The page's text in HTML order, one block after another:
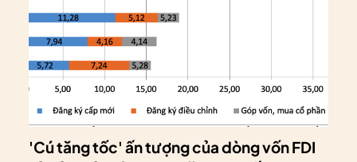
'Cú tăng tốc' ấn tượng của dòng vốn FDI